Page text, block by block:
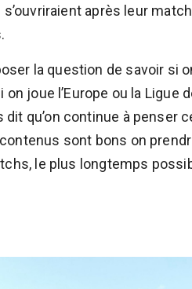
après leur
la question de savoir si
joue l’Europe ou la Ligue
qu’on continue à penser
sont bons on
le plus longtemps